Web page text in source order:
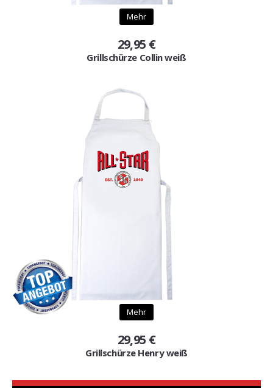
Mehr
29,95 €
Grillschürze Collin weiß
Mehr
29,95 €
Grillschürze Henry weiß